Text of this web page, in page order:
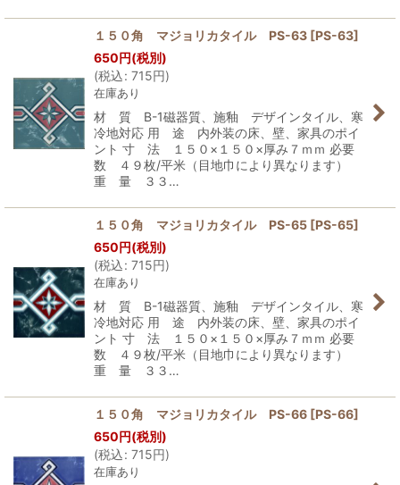
１５０角 マジョリカタイル PS-63 [PS-63]
650円(税別)
(税込: 715円)
在庫あり
材 質 B-1磁器質、施釉 デザインタイル、寒
冷地対応 用 途 内外装の床、壁、家具のポイ
ント 寸 法 １５０×１５０×厚み７ｍｍ 必要
数 ４９枚/平米（目地巾により異なります）
重 量 ３３…
１５０角 マジョリカタイル PS-65 [PS-65]
650円(税別)
(税込: 715円)
在庫あり
材 質 B-1磁器質、施釉 デザインタイル、寒
冷地対応 用 途 内外装の床、壁、家具のポイ
ント 寸 法 １５０×１５０×厚み７ｍｍ 必要
数 ４９枚/平米（目地巾により異なります）
重 量 ３３…
１５０角 マジョリカタイル PS-66 [PS-66]
650円(税別)
(税込: 715円)
在庫あり